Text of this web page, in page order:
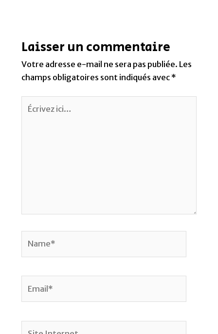
Laisser un commentaire
Votre adresse e-mail ne sera pas publiée. Les
champs obligatoires sont indiqués avec *
Écrivez
ici…